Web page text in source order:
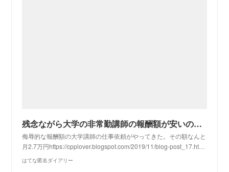
残念ながら大学の非常勤講師の報酬額が安いのは「侮辱」ではない
侮辱的な報酬額の大学講師の仕事依頼がやってきた。その額なんと
月2.7万円https://cpplover.blogspot.com/2019/11/blog-post_17.ht…
はてな匿名ダイアリー